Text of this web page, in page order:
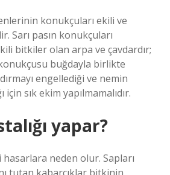
konukçuları ekili ve
Sarı pasın konukçuları
bitkiler olan arpa ve çavdardır;
buğdayla birlikte
engellediği ve nemin
için sık ekim yapılmamalıdır.
yapar?
hasarlara neden olur. Sapları